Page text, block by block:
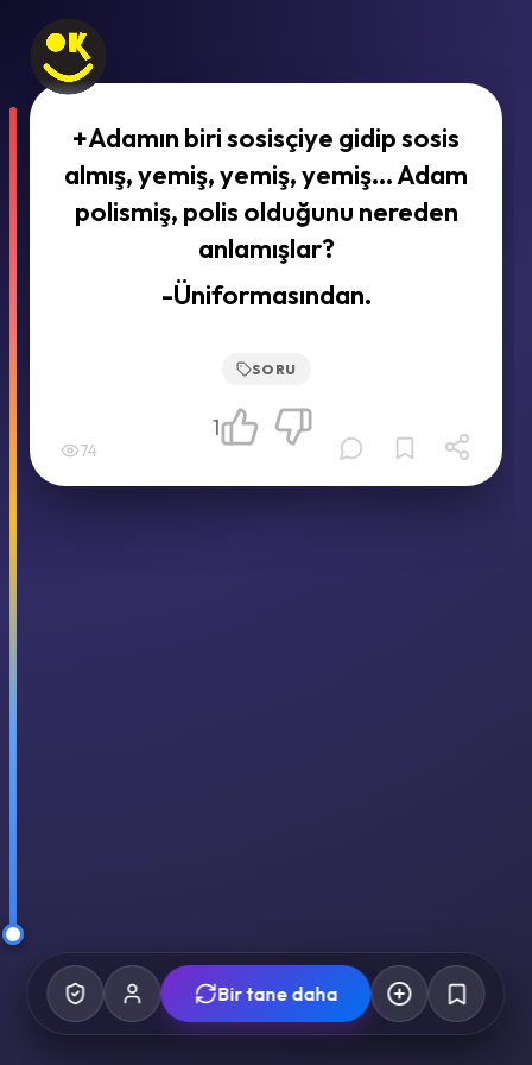
+Adamın biri sosisçiye gidip sosis
almış, yemiş, yemiş, yemiş... Adam
polismiş, polis olduğunu nereden
anlamışlar?
-Üniformasından.
SORU
74
1
Bir tane daha